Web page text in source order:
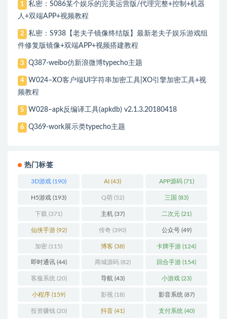
1
私密：S086某个娱乐的完美运营版/代理完整+控制+机器
人+双端APP+视频教程
2
私密：S938【老夫子镜像终结版】最新老夫子娱乐游戏组
件修复版镜像+双端APP+视频搭建教程
3 Q387-weibo仿新浪微博typecho主题
4
W024–XO客户端UI字符串加密工具|XO引擎加密工具+视
频教程
5 W028–apk反编译工具(apkdb) v2.1.3.20180418
6 Q369-work展示类typecho主题
热门标签
3D游戏 (190) AI (43) APP源码(71)
H5游戏 (193) Q萌 (52) 三国 (83)
下载 (371) 主机(37) 二次元(21)
仙侠手游(92) 传奇 (390) 公众号(49)
加密 (115) 博客(38) 卡牌手游 (124)
即时通讯(44) 商城源码(82) 回合手游 (154)
客服系统 (20) 导航(43) 小游戏(23)
小程序 (159) 影视(18) 影音系统 (87)
投资赚钱 (20) 抖音(41) 支付系统 (40)